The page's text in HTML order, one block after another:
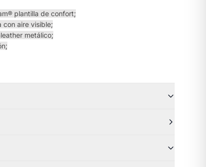
plantilla de confort;
con aire visible;
metálico;